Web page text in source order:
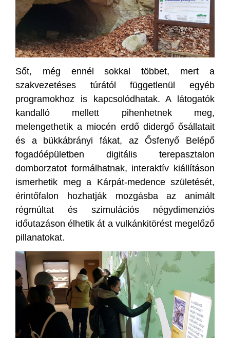
Sőt, még ennél sokkal többet, mert a
szakvezetéses túrától függetlenül egyéb
programokhoz is kapcsolódhatak. A látogatók
kandalló mellett pihenhetnek meg,
melengethetik a miocén erdő didergő ősállatait
és a bükkábrányi fákat, az Ősfenyő Belépő
fogadóépületben digitális terepasztalon
domborzatot formálhatnak, interaktív kiállításon
ismerhetik meg a Kárpát-medence születését,
érintőfalon hozhatják mozgásba az animált
régmúltat és szimulációs négydimenziós
időutazáson élhetik át a vulkánkitörést megelőző
pillanatokat.